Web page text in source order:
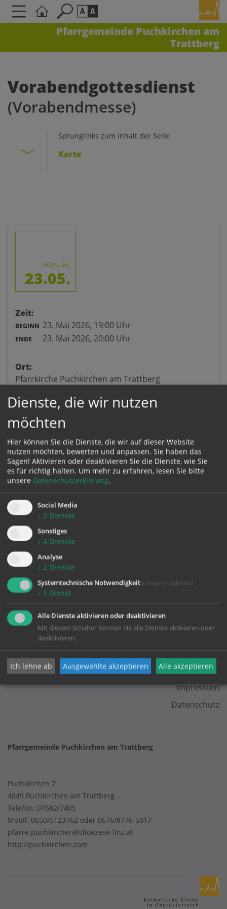
Pfarrgemeinde Puchkirchen am
Trattberg
Schriftgröße
AAA
Kontrasteinstellungen
A
Vorabendgottesdienst
(Vorabendmesse)
Sprunglinks zum Inhalt der Seite
Karte
SAMSTAG
23.05.
Zeit:
BEGINN 23. Mai 2026, 19:00 Uhr
ENDE 23. Mai 2026, 20:00 Uhr
Ort:
Pfarrkirche Puchkirchen am Trattberg
4849 Puchkirchen
Karte:
Bitte akzeptieren Sie
die Seite neu
KONTAKT
Impressum
Datenschutz
Pfarrgemeinde Puchkirchen am Trattberg
Puchkirchen 7
4849 Puchkirchen am Trattberg
Telefon: 07682/7405
Mobil: 0650/5123762 oder 0676/8776-5017
pfarre.puchkirchen@dioezese-linz.at
http://puchkirchen.com
Dienste, die wir nutzen
möchten
Hier können Sie die Dienste, die wir auf dieser Website
nutzen möchten, bewerten und anpassen. Sie haben das
Sagen! Aktivieren oder deaktivieren Sie die Dienste, wie Sie
es für richtig halten. Um mehr zu erfahren, lesen Sie bitte
unsere Datenschutzerklärung.
Social Media
↓ 2 Dienste
Sonstiges
↓ 4 Dienste
Analyse
↓ 2 Dienste
Systemtechnische Notwendigkeit (immer erforderlich)
↓ 1 Dienst
Alle Dienste aktivieren oder deaktivieren
Mit diesem Schalter können Sie alle Dienste aktivieren oder
deaktivieren.
Ich lehne ab Ausgewählte akzeptieren Alle akzeptieren